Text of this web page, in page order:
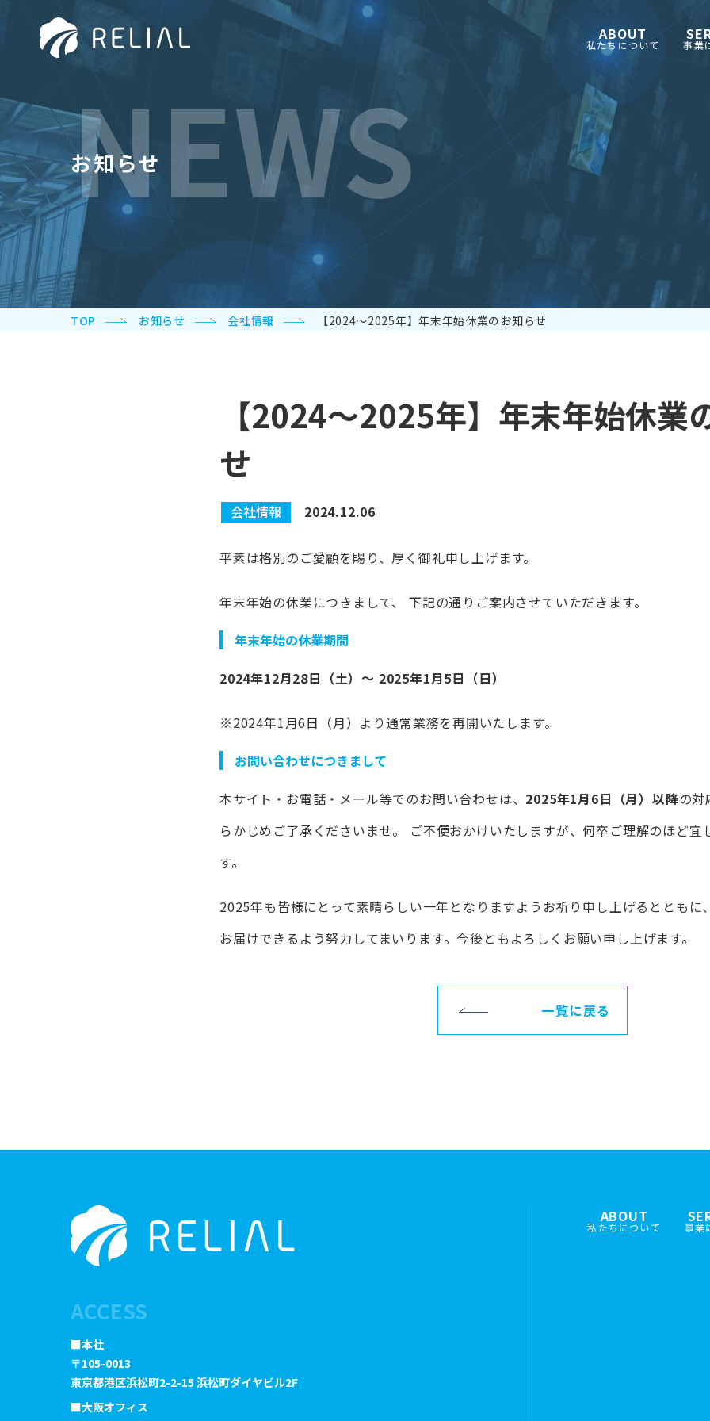
ABOUT
私たちについて 事業
NEWS
お知らせ
TOP お知らせ 会社情報 【2024〜2025年】年末年始休業のお知らせ
【2024〜2025年】年末年始休業
せ
会社情報 2024.12.06
平素は格別のご愛顧を賜り、厚く御礼申し上げます。
年末年始の休業につきまして、 下記の通りご案内させていただきます。
年末年始の休業期間
2024年12月28日（土）～ 2025年1月5日（日）
※2024年1月6日（月）より通常業務を再開いたします。
お問い合わせにつきまして
本サイト・お電話・メール等でのお問い合わせは、 2025年1月6日（月）以降の対
らかじめご了承くださいませ。 ご不便おかけいたしますが、何卒ご理解のほど宜
す。
2025年も皆様にとって素晴らしい一年となりますようお祈り申し上げるとともに
お届けできるよう努力してまいります。今後ともよろしくお願い申し上げます。
一覧に戻る
ACCESS
■本社
〒105-0013
東京都港区浜松町2-2-15 浜松町ダイヤビル2F
■大阪オフィス
ABOUT
私たちについて 事業